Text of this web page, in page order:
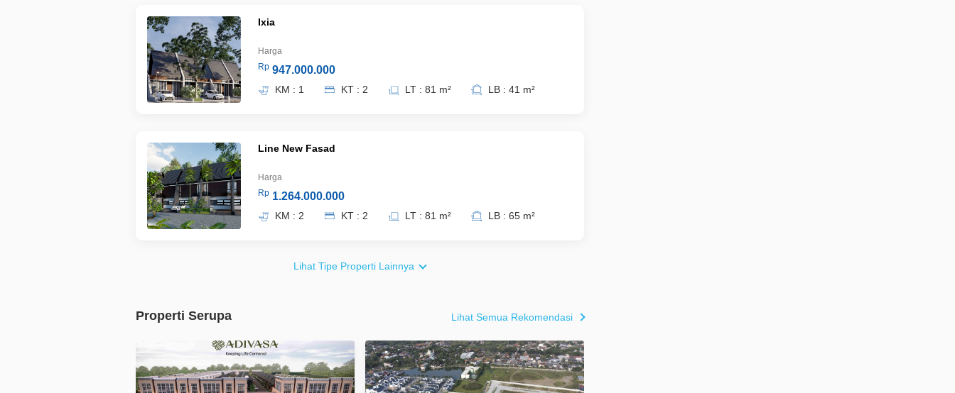
Ixia
Harga
Rp 947.000.000
KM : 1 KT : 2 LT : 81 m² LB : 41 m²
Line New Fasad
Harga
Rp 1.264.000.000
KM : 2 KT : 2 LT : 81 m² LB : 65 m²
Lihat Tipe Properti Lainnya
Properti Serupa Lihat Semua Rekomendasi